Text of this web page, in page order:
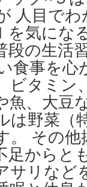
人目で
を気にな
段の生活
食事を
ビタミン
魚、大豆
は野菜（
。 その
足からと
サリなど